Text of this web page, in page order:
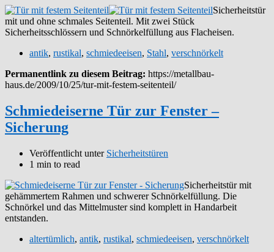
Sicherheitstür
mit und ohne schmales Seitenteil. Mit zwei Stück
Sicherheitsschlössern und Schnörkelfüllung aus Flacheisen.
antik, rustikal, schmiedeeisen, Stahl, verschnörkelt
Permanentlink zu diesem Beitrag: https://metallbau-
haus.de/2009/10/25/tur-mit-festem-seitenteil/
Schmiedeiserne Tür zur Fenster –
Sicherung
Veröffentlicht unter Sicherheitstüren
1 min to read
Sicherheitstür mit
gehämmertem Rahmen und schwerer Schnörkelfüllung. Die
Schnörkel und das Mittelmuster sind komplett in Handarbeit
entstanden.
altertümlich, antik, rustikal, schmiedeeisen, verschnörkelt